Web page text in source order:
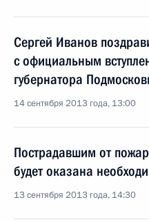
Сергей Иванов
с официальным
губернатора
14 сентября 2013 года, 13:00
Пострадавшим от
будет оказана
13 сентября 2013 года, 14:30